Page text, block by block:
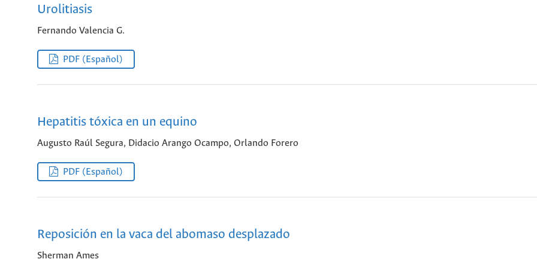
Urolitiasis
Fernando Valencia G.
PDF (Español)
Hepatitis tóxica en un equino
Augusto Raúl Segura, Didacio Arango Ocampo, Orlando Forero
PDF (Español)
Reposición en la vaca del abomaso desplazado
Sherman Ames